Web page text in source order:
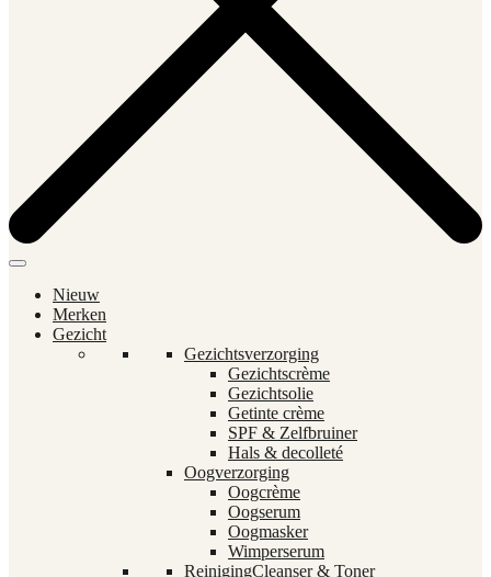
Nieuw
Merken
Gezicht
Gezichtsverzorging
Gezichtscrème
Gezichtsolie
Getinte crème
SPF & Zelfbruiner
Hals & decolleté
Oogverzorging
Oogcrème
Oogserum
Oogmasker
Wimperserum
ReinigingCleanser & Toner